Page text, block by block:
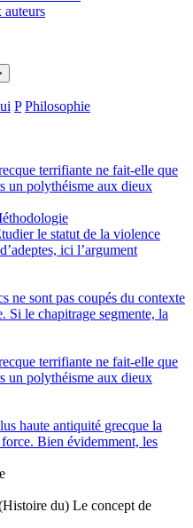
auteurs
P Philosophie
terrifiante ne fait-elle que
un polythéisme aux dieux
le statut de la violence
ici l’argument
ne sont pas coupés du contexte
Si le chapitrage segmente, la
terrifiante ne fait-elle que
un polythéisme aux dieux
haute antiquité grecque la
Bien évidemment, les
du) Le concept de